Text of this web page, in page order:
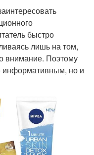
быстро
лишь на том,
внимание. Поэтому
информативным, но и